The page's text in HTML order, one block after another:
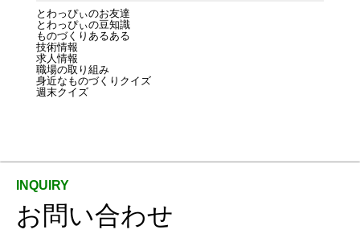
とわっぴぃのお友達
とわっぴぃの豆知識
ものづくりあるある
技術情報
求人情報
職場の取り組み
身近なものづくりクイズ
週末クイズ
お問い合わせ